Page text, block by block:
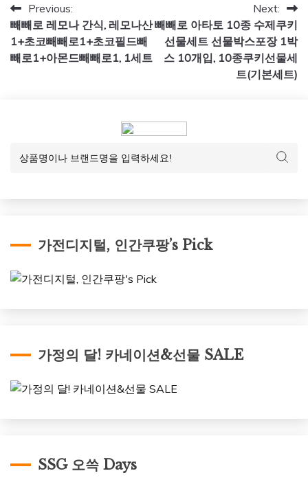
글
탐
색
Previous:
빼빼로 레모나 간식, 레모나산
1+초코빼빼로1+초코필드빼
빼로1+아몬드빼빼로1, 1세트
Next:
빼빼로 아타토 10종 수제쿠키
선물세트 선물박스포장 1박
스 10개입, 10종쿠키선물세
트(기본세트)
가전디지털, 인간쿠팡’s Pick
가정의 달! 카네이션&선물 SALE
SSG 오쓱 Days